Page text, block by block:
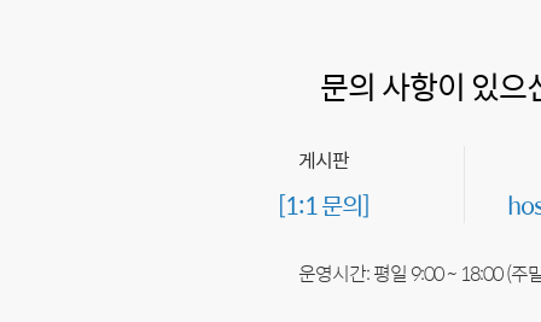
문의 사항이 있으
게시판
[1:1 문의]
운영시간: 평일 9:00 ~ 18:00 (주